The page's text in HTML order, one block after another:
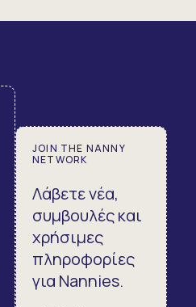
JOIN THE NANNY
NETWORK
Λάβετε νέα,
συμβουλές και
χρήσιμες
πληροφορίες
για Nannies.